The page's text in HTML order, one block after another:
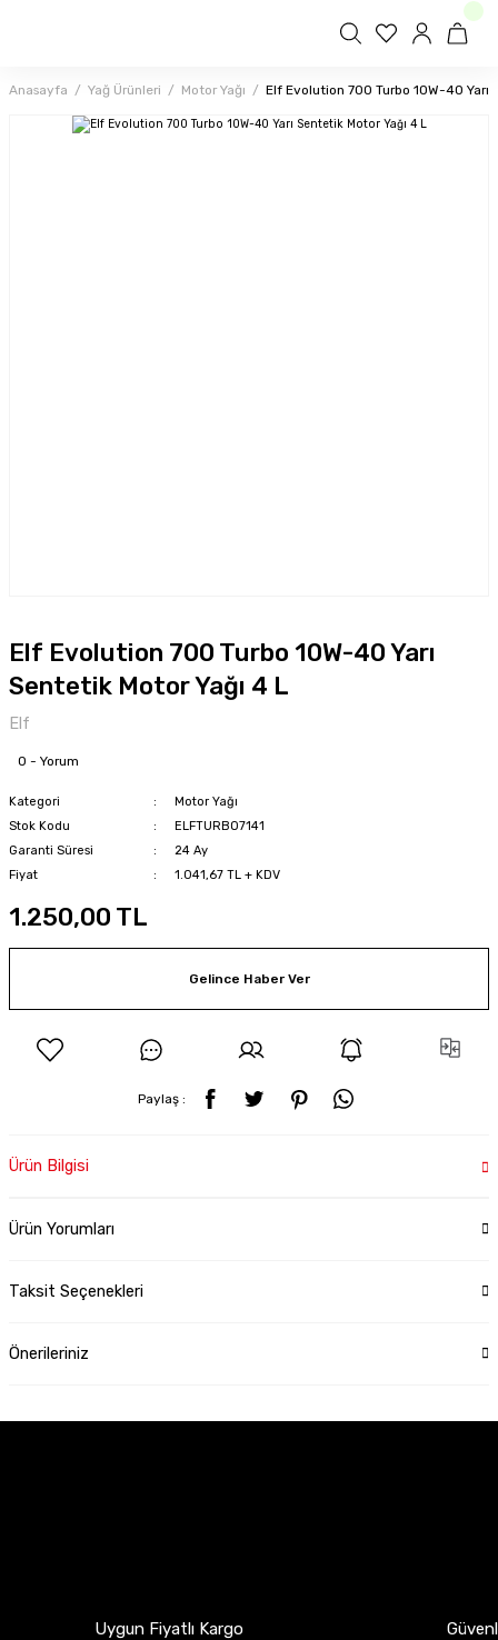
Anasayfa Yağ Ürünleri Motor Yağı Elf Evolution 700 Turbo 10W-40 Yarı
Elf Evolution 700 Turbo 10W-40 Yarı
Sentetik Motor Yağı 4 L
Elf
0 - Yorum
Kategori
Motor Yağı
Stok Kodu
ELFTURBO7141
Garanti Süresi
24 Ay
Fiyat
1.041,67 TL + KDV
1.250,00 TL
Gelince Haber Ver
Paylaş :
Ürün Bilgisi
Ürün Yorumları
Taksit Seçenekleri
Önerileriniz
Uygun Fiyatlı Kargo